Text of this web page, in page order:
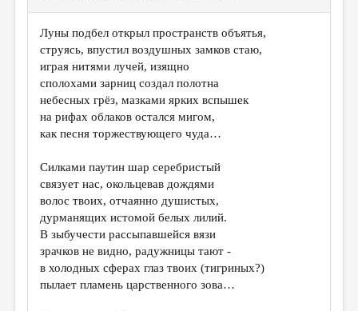
ЛИТСАЛОН
НОВОСТИ
ПРАВИЛА САЙТА
ОТДЕЛЫ И РУБРИКИ
ИЗБРАННОЕ
ПРОИЗВЕДЕНИЯ
ПЕРЕВОДЫ
КОНКУРСЫ
ДЕТСКАЯ КОМНАТА
КНИЖНАЯ ПОЛКА
Луны подбел открыл пространств объятья,
струясь, впустил воздушных замков стаю,
играя нитями лучей, изящно
сполохами зарниц создал полотна
небесных грёз, мазками ярких вспышек
на рифах облаков остался мигом,
как песня торжествующего чуда…
Силками паутин шар серебристый
связует нас, окольцевав дождями
волос твоих, отчаянно душистых,
дурманящих истомой белых лилий.
В зыбучести рассыпавшейся вязи
зрачков не видно, радужницы тают -
в холодных сферах глаз твоих (тигриных?)
пылает пламень царственного зова…